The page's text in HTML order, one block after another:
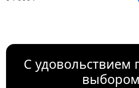
С удовольствием